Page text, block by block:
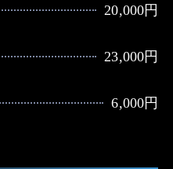
20,000円
23,000円
6,000円